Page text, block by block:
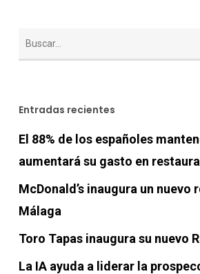
Entradas recientes
El 88% de los españoles
aumentará su gasto en
McDonald’s inaugura un nuevo
Málaga
Toro Tapas inaugura su nuevo
La IA ayuda a liderar la